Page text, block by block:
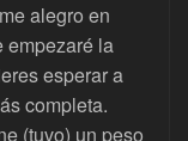
alegro en
empezaré la
esperar a
completa.
(tuvo) un peso